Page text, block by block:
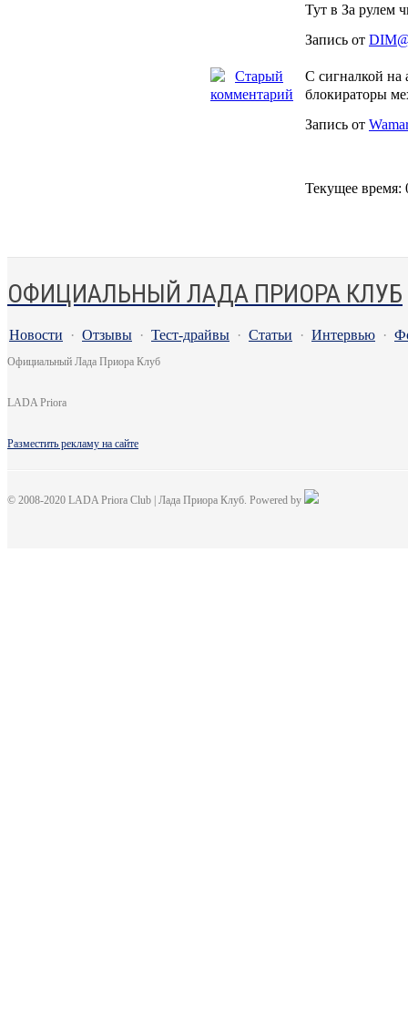
Тут в За рулем
Запись от
С сигналкой на
блокираторы
Запись от
Текущее время:
ОФИЦИАЛЬНЫЙ ЛАДА ПРИОРА КЛУБ
Новости · Отзывы · Тест-драйвы · Статьи · Интервью ·
Официальный Лада Приора Клуб
LADA Priora
Разместить рекламу на сайте
© 2008-2020 LADA Priora Club | Лада Приора Клуб. Powered by